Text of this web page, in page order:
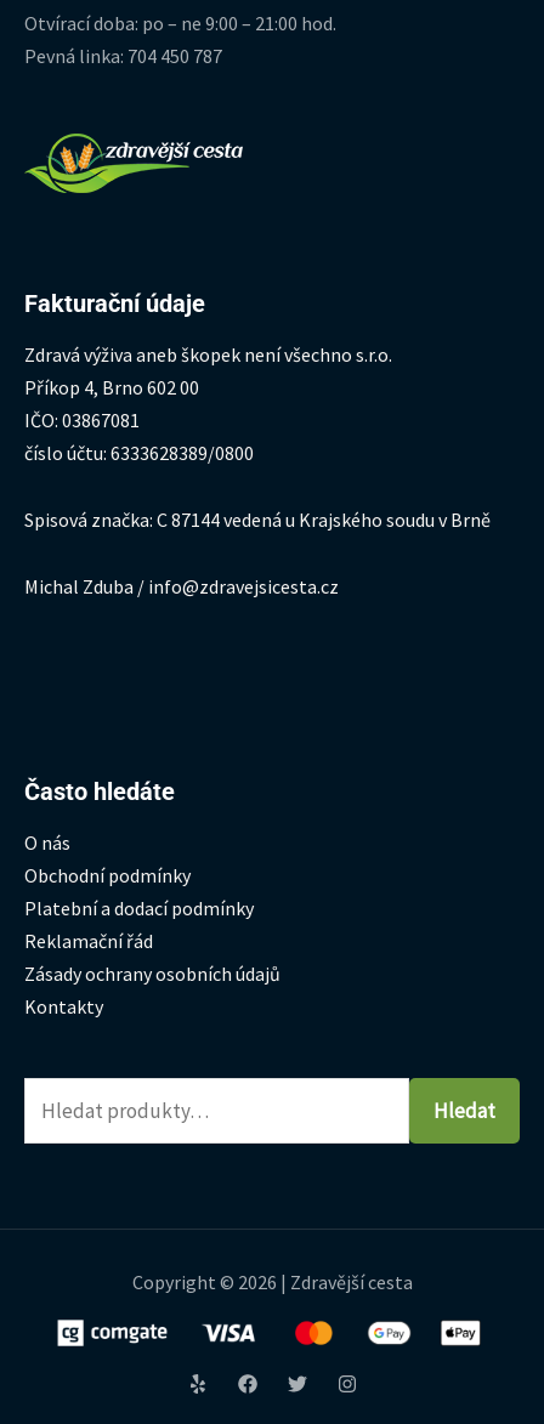
Otvírací doba: po – ne 9:00 – 21:00 hod.
Pevná linka: 704 450 787
Fakturační údaje
Zdravá výživa aneb škopek není všechno s.r.o.
Příkop 4, Brno 602 00
IČO: 03867081
číslo účtu: 6333628389/0800
Spisová značka: C 87144 vedená u Krajského soudu v Brně
Michal Zduba / info@zdravejsicesta.cz
Často hledáte
O nás
Obchodní podmínky
Platební a dodací podmínky
Reklamační řád
Zásady ochrany osobních údajů
Kontakty
Hledat:
Hledat
Copyright © 2026 | Zdravější cesta